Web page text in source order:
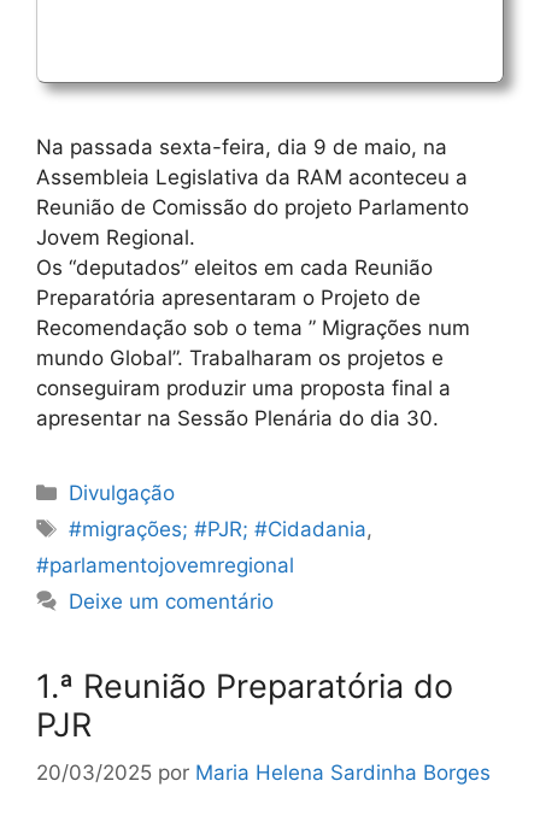
Na passada sexta-feira, dia 9 de maio, na
Assembleia Legislativa da RAM aconteceu a
Reunião de Comissão do projeto Parlamento
Jovem Regional.
Os “deputados” eleitos em cada Reunião
Preparatória apresentaram o Projeto de
Recomendação sob o tema ” Migrações num
mundo Global”. Trabalharam os projetos e
conseguiram produzir uma proposta final a
apresentar na Sessão Plenária do dia 30.
Categorias
Divulgação
Etiquetas
#migrações; #PJR; #Cidadania,
#parlamentojovemregional
Deixe um comentário
1.ª Reunião Preparatória do
PJR
20/03/2025 por Maria Helena Sardinha Borges